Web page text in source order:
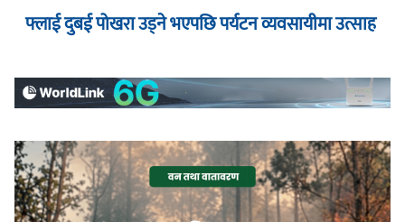
फ्लाई दुबई पोखरा उड्ने भएपछि पर्यटन व्यवसायीमा उत्साह